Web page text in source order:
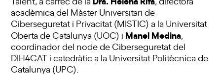
acadèmica del Màster Universitari de
Ciberseguretat i Privacitat (MISTIC) a la Universitat
Oberta de Catalunya (UOC) i Manel Medina
coordinador del node de Ciberseguretat del
DIH4CAT i catedràtic a la Universitat Politècnica de
Catalunya (UPC).